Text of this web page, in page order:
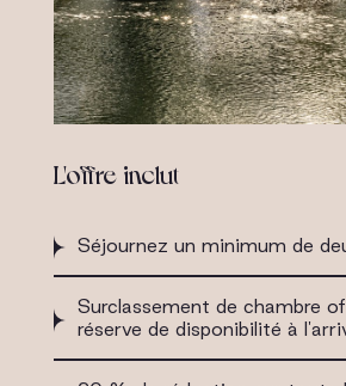
L'offre inclut
Séjournez un minimum de
Surclassement de chambre
réserve de disponibilité à